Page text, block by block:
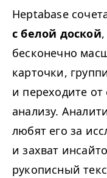
Heptabase
с белой доской
бесконечно
карточки,
и переходите
анализу.
любят его за
и захват
рукописный